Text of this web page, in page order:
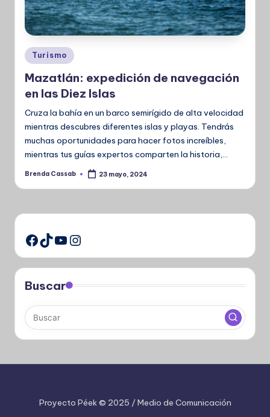
Publicado
en
Turismo
Mazatlán: expedición de navegación
en las Diez Islas
Cruza la bahía en un barco semirígido de alta velocidad
mientras descubres diferentes islas y playas. Tendrás
muchas oportunidades para hacer fotos increíbles,
mientras tus guías expertos comparten la historia,…
Publicado
Brenda Cassab 23 mayo, 2024
Facebook
TikTok
YouTube
Instagram
Buscar
Proyecto Péek © 2025 / Medio de Comunicación